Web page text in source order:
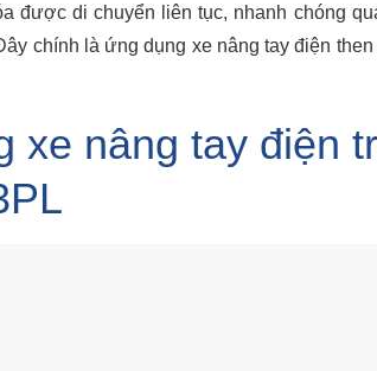
được di chuyển liên tục, nhanh chóng
chính là ứng dụng xe nâng tay điện
xe nâng tay điện